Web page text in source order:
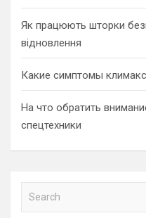
Як працюють шторки
відновлення
Какие симптомы
На что обратить
спецтехники